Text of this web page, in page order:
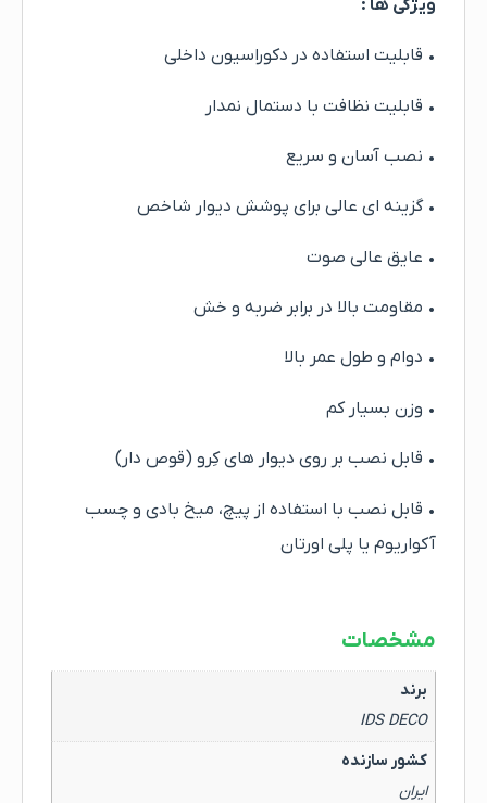
ویژگی ها :
• قابلیت استفاده در دکوراسیون داخلی
• قابلیت نظافت با دستمال نمدار
• نصب آسان و سریع
• گزینه ای عالی برای پوشش دیوار شاخص
• عایق عالی صوت
• مقاومت بالا در برابر ضربه و خش
• دوام و طول عمر بالا
• وزن بسیار کم
• قابل نصب بر روی دیوار های کِرو (قوص دار)
• قابل نصب با استفاده از پیچ، میخ بادی و چسب
آکواریوم یا پلی اورتان
مشخصات
برند
IDS DECO
کشور سازنده
ایران